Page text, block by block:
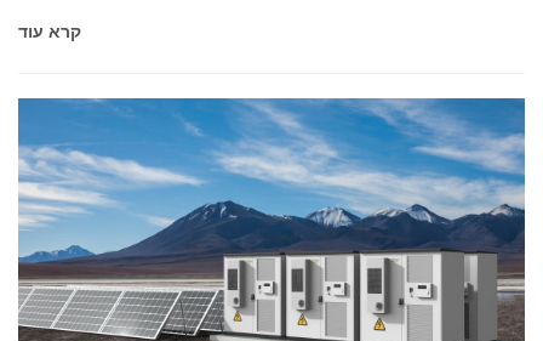
קרא עוד